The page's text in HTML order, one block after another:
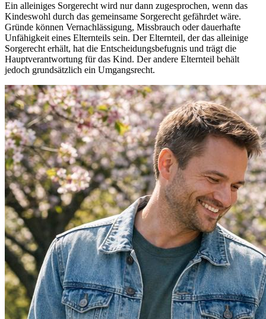
Ein alleiniges Sorgerecht wird nur dann zugesprochen, wenn das
Kindeswohl durch das gemeinsame Sorgerecht gefährdet wäre.
Gründe können Vernachlässigung, Missbrauch oder dauerhafte
Unfähigkeit eines Elternteils sein. Der Elternteil, der das alleinige
Sorgerecht erhält, hat die Entscheidungsbefugnis und trägt die
Hauptverantwortung für das Kind. Der andere Elternteil behält
jedoch grundsätzlich ein Umgangsrecht.